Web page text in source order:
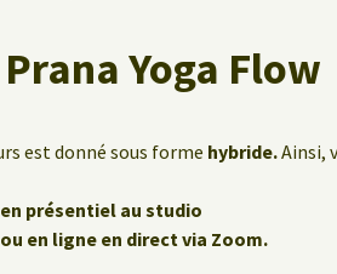
Prana Yoga Flow
est donné sous forme hybride.Ainsi,
en présentiel au studio
ou en ligne en direct via Zoom.